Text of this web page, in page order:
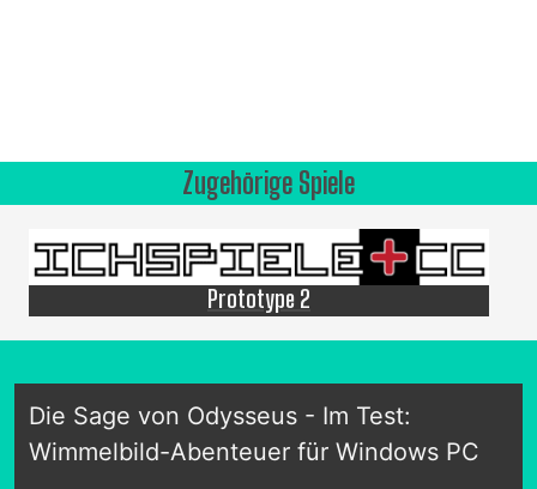
Zugehörige Spiele
Prototype 2
Die Sage von Odysseus - Im Test:
Wimmelbild-Abenteuer für Windows PC